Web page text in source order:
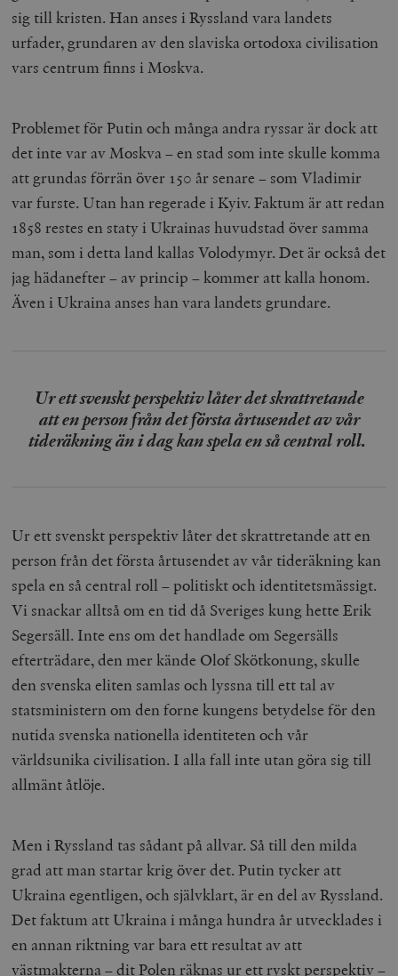
sig till kristen. Han anses i Ryssland vara landets
urfader, grundaren av den slaviska ortodoxa civilisation
vars centrum finns i Moskva.
Problemet för Putin och många andra ryssar är dock att
det inte var av Moskva – en stad som inte skulle komma
att grundas förrän över 150 år senare – som Vladimir
var furste. Utan han regerade i Kyiv. Faktum är att redan
1858 restes en staty i Ukrainas huvudstad över samma
man, som i detta land kallas Volodymyr. Det är också det
jag hädanefter – av princip – kommer att kalla honom.
Även i Ukraina anses han vara landets grundare.
Ur ett svenskt perspektiv låter det skrattretande
att en person från det första årtusendet av vår
tideräkning än i dag kan spela en så central roll.
Ur ett svenskt perspektiv låter det skrattretande att en
person från det första årtusendet av vår tideräkning kan
spela en så central roll – politiskt och identitetsmässigt.
Vi snackar alltså om en tid då Sveriges kung hette Erik
Segersäll. Inte ens om det handlade om Segersälls
efterträdare, den mer kände Olof Skötkonung, skulle
den svenska eliten samlas och lyssna till ett tal av
statsministern om den forne kungens betydelse för den
nutida svenska nationella identiteten och vår
världsunika civilisation. I alla fall inte utan göra sig till
allmänt åtlöje.
Men i Ryssland tas sådant på allvar. Så till den milda
grad att man startar krig över det. Putin tycker att
Ukraina egentligen, och självklart, är en del av Ryssland.
Det faktum att Ukraina i många hundra år utvecklades i
en annan riktning var bara ett resultat av att
västmakterna – dit Polen räknas ur ett ryskt perspektiv –